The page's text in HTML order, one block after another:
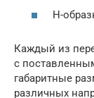
Н-
Каждый из
с
габаритные
различных